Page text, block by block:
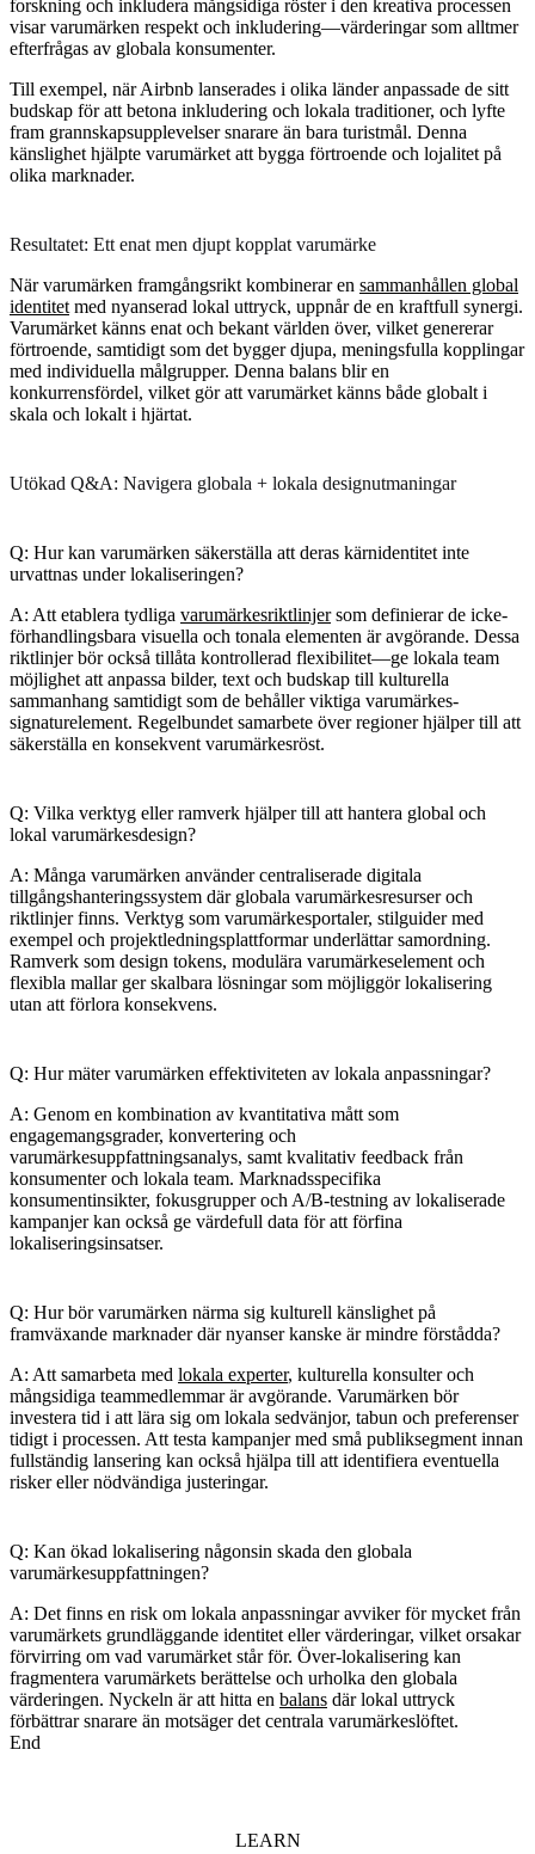
forskning och inkludera mångsidiga röster i den kreativa processen
visar varumärken respekt och inkludering—värderingar som alltmer
efterfrågas av globala konsumenter.
Till exempel, när Airbnb lanserades i olika länder anpassade de sitt
budskap för att betona inkludering och lokala traditioner, och lyfte
fram grannskapsupplevelser snarare än bara turistmål. Denna
känslighet hjälpte varumärket att bygga förtroende och lojalitet på
olika marknader.
Resultatet: Ett enat men djupt kopplat varumärke
När varumärken framgångsrikt kombinerar en sammanhållen global
identitet med nyanserad lokal uttryck, uppnår de en kraftfull synergi.
Varumärket känns enat och bekant världen över, vilket genererar
förtroende, samtidigt som det bygger djupa, meningsfulla kopplingar
med individuella målgrupper. Denna balans blir en
konkurrensfördel, vilket gör att varumärket känns både globalt i
skala och lokalt i hjärtat.
Utökad Q&A: Navigera globala + lokala designutmaningar
Q: Hur kan varumärken säkerställa att deras kärnidentitet inte
urvattnas under lokaliseringen?
A: Att etablera tydliga varumärkesriktlinjersom definierar de icke-
förhandlingsbara visuella och tonala elementen är avgörande. Dessa
riktlinjer bör också tillåta kontrollerad flexibilitet—ge lokala team
möjlighet att anpassa bilder, text och budskap till kulturella
sammanhang samtidigt som de behåller viktiga varumärkes-
signaturelement. Regelbundet samarbete över regioner hjälper till att
säkerställa en konsekvent varumärkesröst.
Q: Vilka verktyg eller ramverk hjälper till att hantera global och
lokal varumärkesdesign?
A: Många varumärken använder centraliserade digitala
tillgångshanteringssystem där globala varumärkesresurser och
riktlinjer finns. Verktyg som varumärkesportaler, stilguider med
exempel och projektledningsplattformar underlättar samordning.
Ramverk som design tokens, modulära varumärkeselement och
flexibla mallar ger skalbara lösningar som möjliggör lokalisering
utan att förlora konsekvens.
Q: Hur mäter varumärken effektiviteten av lokala anpassningar?
A: Genom en kombination av kvantitativa mått som
engagemangsgrader, konvertering och
varumärkesuppfattningsanalys, samt kvalitativ feedback från
konsumenter och lokala team. Marknadsspecifika
konsumentinsikter, fokusgrupper och A/B-testning av lokaliserade
kampanjer kan också ge värdefull data för att förfina
lokaliseringsinsatser.
Q: Hur bör varumärken närma sig kulturell känslighet på
framväxande marknader där nyanser kanske är mindre förstådda?
A: Att samarbeta med lokala experter, kulturella konsulter och
mångsidiga teammedlemmar är avgörande. Varumärken bör
investera tid i att lära sig om lokala sedvänjor, tabun och preferenser
tidigt i processen. Att testa kampanjer med små publiksegment innan
fullständig lansering kan också hjälpa till att identifiera eventuella
risker eller nödvändiga justeringar.
Q: Kan ökad lokalisering någonsin skada den globala
varumärkesuppfattningen?
A: Det finns en risk om lokala anpassningar avviker för mycket från
varumärkets grundläggande identitet eller värderingar, vilket orsakar
förvirring om vad varumärket står för. Över-lokalisering kan
fragmentera varumärkets berättelse och urholka den globala
värderingen. Nyckeln är att hitta en balans där lokal uttryck
förbättrar snarare än motsäger det centrala varumärkeslöftet.
End
LEARN